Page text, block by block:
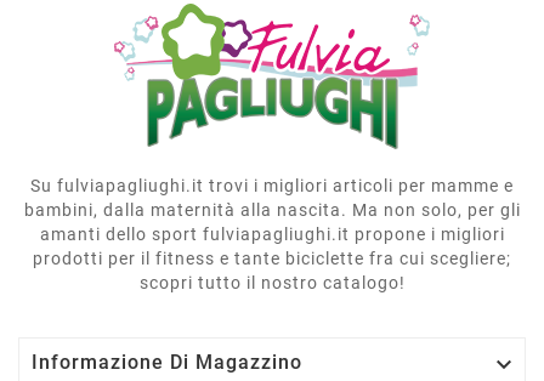
Su fulviapagliughi.it trovi i migliori articoli per mamme e
bambini, dalla maternità alla nascita. Ma non solo, per gli
amanti dello sport fulviapagliughi.it propone i migliori
prodotti per il fitness e tante biciclette fra cui scegliere;
scopri tutto il nostro catalogo!
Informazione Di Magazzino 